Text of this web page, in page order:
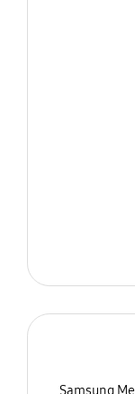
Samsung